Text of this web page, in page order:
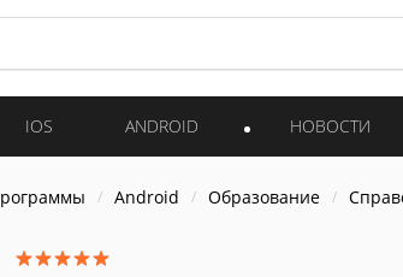
IOS ANDROID НОВОСТИ
Android Образование